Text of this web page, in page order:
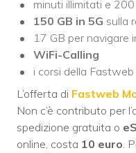
minuti illimitati e
150 GB in 5G sulla
17 GB per navigare
WiFi-Calling
i corsi della
L’offerta di Fastweb
Non c’è contributo per
spedizione gratuita o
online, costa 10 euro.